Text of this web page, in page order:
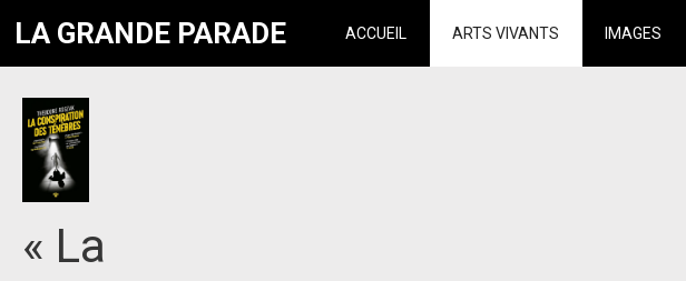
LA GRANDE PARADE ACCUEIL ARTS VIVANTS IMAGES
« La